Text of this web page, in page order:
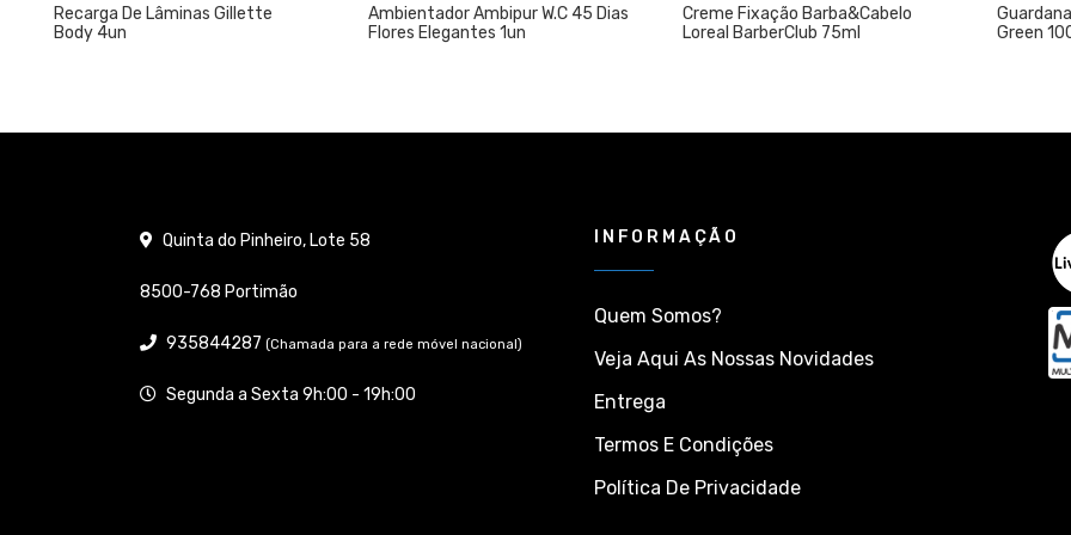
De Lâminas Gillette
Ambientador Ambipur W.C 45 Dias
Flores Elegantes 1un
Creme Fixação Barba&Cabelo
Loreal BarberClub 75ml
Guardanapos 30x32 1F
Quinta do Pinheiro, Lote 58
8500-768 Portimão
935844287 (Chamada para a rede móvel nacional)
Segunda a Sexta 9h:00 - 19h:00
INFORMAÇÃO
Quem Somos?
Veja Aqui As Nossas Novidades
Entrega
Termos E Condições
Política De Privacidade